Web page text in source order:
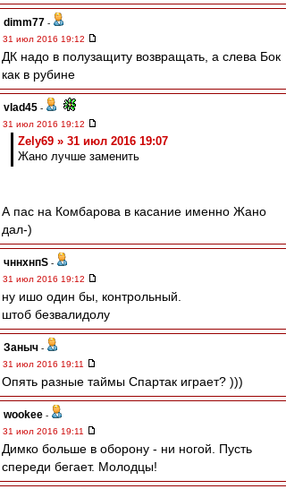
dimm77 -
31 июл 2016 19:12
ДК надо в полузащиту возвращать, а слева Бок
как в рубине
vlad45 -
31 июл 2016 19:12
Zely69 » 31 июл 2016 19:07
Жано лучше заменить
А пас на Комбарова в касание именно Жано
дал-)
чннхнпS -
31 июл 2016 19:12
ну ишо один бы, контрольный.
штоб безвалидолу
Заныч -
31 июл 2016 19:11
Опять разные таймы Спартак играет? )))
wookee -
31 июл 2016 19:11
Димко больше в оборону - ни ногой. Пусть
спереди бегает. Молодцы!